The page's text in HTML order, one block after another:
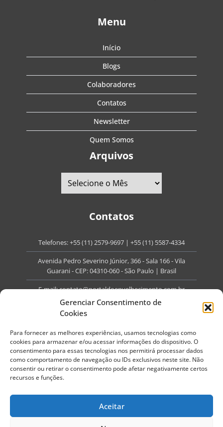
Gerenciar Consentimento de
Cookies
Para fornecer as melhores experiências, usamos tecnologias como
cookies para armazenar e/ou acessar informações do dispositivo. O
consentimento para essas tecnologias nos permitirá processar dados
como comportamento de navegação ou IDs exclusivos neste site. Não
consentir ou retirar o consentimento pode afetar negativamente certos
recursos e funções.
Aceitar
Menu
Início
Blogs
Colaboradores
Contatos
Newsletter
Quem Somos
Arquivos
Contatos
Telefones:+55 (11) 2579-9697 | +55 (11) 5587-4334
Avenida Pedro Severino Júnior, 366 - Sala 166 - Vila
Guarani - CEP: 04310-060 - São Paulo | Brasil
E-mail:contato@portaldoenvelhecimento.com.br
Website:portaldoenvelhecimento.com.br
Todos os direitos reservados.